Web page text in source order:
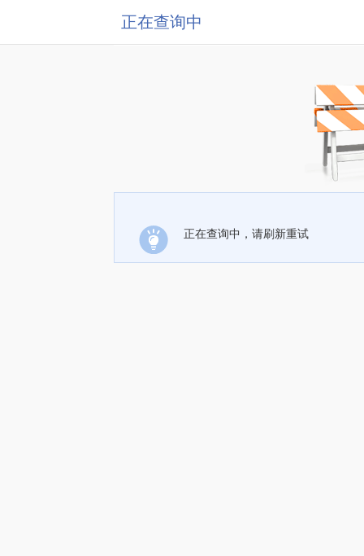
正在查询中
正在查询中，请刷新重试